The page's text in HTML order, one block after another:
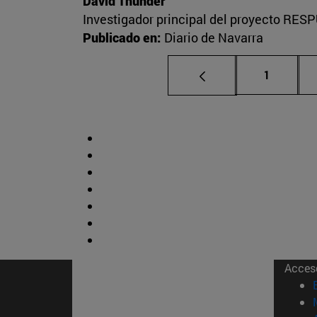
Investigador principal del proyecto
Publicado en: Diario de Navarra
Página
1